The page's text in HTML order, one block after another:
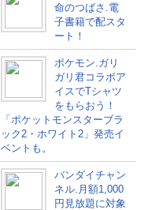
命のつばさ.電
子書籍で配スタ
ート！
ポケモン.ガリ
ガリ君コラボア
イスでTシャツ
をもらおう！
「ポケットモンスターブラ
ック2・ホワイト2」発売イ
ベントも。
バンダイチャン
ネル.月額1,000
円見放題に対象